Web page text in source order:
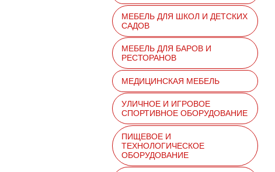
МЕБЕЛЬ ДЛЯ ШКОЛ И ДЕТСКИХ
САДОВ
МЕБЕЛЬ ДЛЯ БАРОВ И
РЕСТОРАНОВ
МЕДИЦИНСКАЯ МЕБЕЛЬ
УЛИЧНОЕ И ИГРОВОЕ
СПОРТИВНОЕ ОБОРУДОВАНИЕ
ПИЩЕВОЕ И
ТЕХНОЛОГИЧЕСКОЕ
ОБОРУДОВАНИЕ